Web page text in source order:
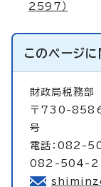
2597）
このページに
財政局税務
〒730-8586
号
電話：082-
082-504-